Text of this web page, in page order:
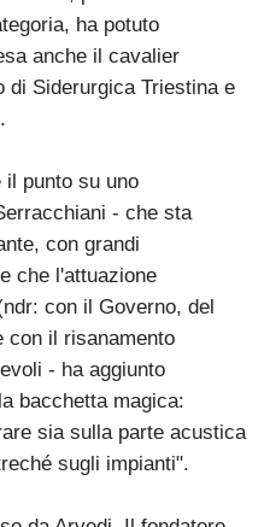
ha potuto
anche il cavalier
di Siderurgica Triestina e
punto su uno
- che sta
con grandi
che l'attuazione
con il Governo, del
con il risanamento
- ha aggiunto
bacchetta magica:
sia sulla parte acustica
sugli impianti".